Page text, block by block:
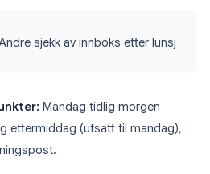
sjekk av innboks etter lunsj
Mandag tidlig morgen
ettermiddag (utsatt til mandag),